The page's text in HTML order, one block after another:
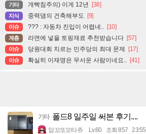
기타 개빡침주의) 이게 12년 [38]
지식 중력댐의 건축해부도 [9]
이슈 ??? : 자동차 진입이 어렵네.. [10]
계층 라면에 넣을 토핑재료 추천받습니다 [57]
이슈 당원대회 치르는 민주당의 최대 문제 [17]
이슈 확실히 이재명은 무서운 사람이네요.. [41]
기타 폴드8 일주일 써본 후기....
암꼬또모타쥬 Lv.60 조회 857 23:55